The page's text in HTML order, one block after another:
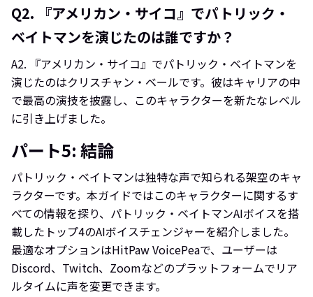
Q2.
『アメリカン・サイコ』でパトリック・
ベイトマンを演じたのは誰ですか？
A2. 『アメリカン・サイコ』でパトリック・ベイトマンを
演じたのはクリスチャン・ベールです。彼はキャリアの中
で最高の演技を披露し、このキャラクターを新たなレベル
に引き上げました。
パート5: 結論
パトリック・ベイトマンは独特な声で知られる架空のキャ
ラクターです。本ガイドではこのキャラクターに関するす
べての情報を探り、パトリック・ベイトマンAIボイスを搭
載したトップ4のAIボイスチェンジャーを紹介しました。
最適なオプションはHitPaw VoicePeaで、ユーザーは
Discord、Twitch、Zoomなどのプラットフォームでリア
ルタイムに声を変更できます。